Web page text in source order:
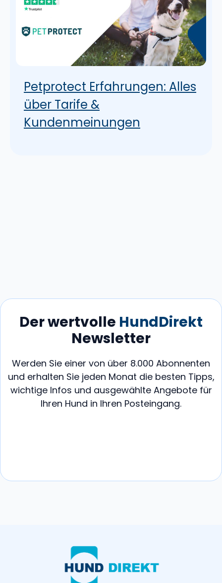
Petprotect Erfahrungen: Alles
über Tarife &
Kundenmeinungen
Der wertvolle HundDirekt
Newsletter
Werden Sie einer von über 8.000 Abonnenten
und erhalten Sie jeden Monat die besten Tipps,
wichtige Infos und ausgewählte Angebote für
Ihren Hund in Ihren Posteingang.